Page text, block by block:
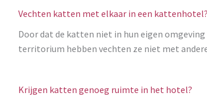
Vechten katten met elkaar in een kattenhotel?
Door dat de katten niet in hun eigen
territorium hebben vechten ze niet met
Krijgen katten genoeg ruimte in het hotel?